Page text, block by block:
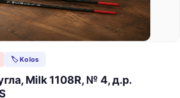
🏷 Kolos
Milk 1108R, № 4, д.р.